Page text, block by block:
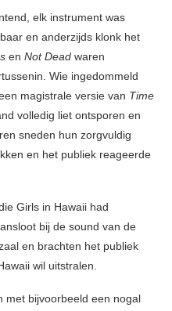
elk instrument was
en anderzijds klonk het
en Not Dead waren
Wie ingedommeld
magistrale versie van Time
volledig liet ontsporen en
sneden hun zorgvuldig
en het publiek reageerde
Girls in Hawaii had
bij de sound van de
en brachten het publiek
wil uitstralen.
met bijvoorbeeld een nogal